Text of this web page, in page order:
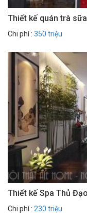
Thiết kế quán trà
Chi phí : 350 triệu
Thiết kế Spa Thủ
Chi phí : 230 triệu